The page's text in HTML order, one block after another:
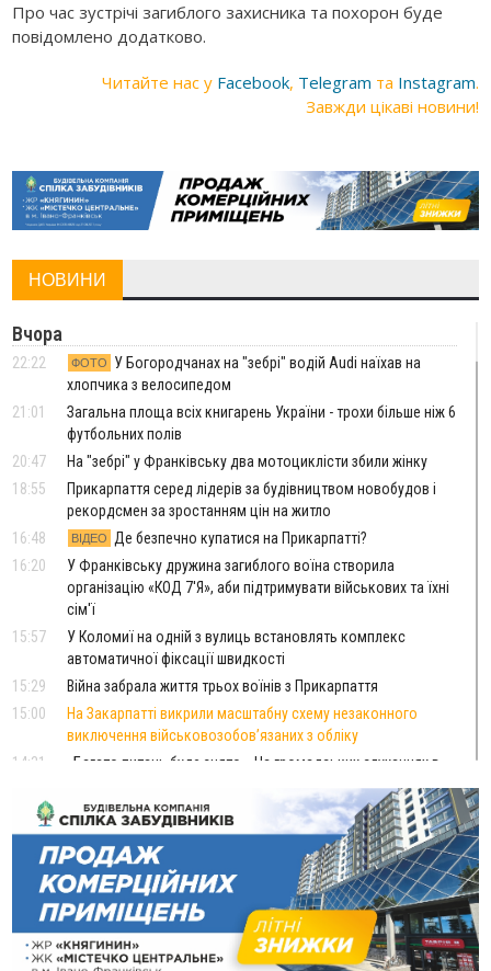
Про час зустрічі загиблого захисника та похорон буде
повідомлено додатково.
Читайте нас у Facebook, Telegram та Instagram.
Завжди цікаві новини!
НОВИНИ
Вчора
22:22 ФОТО
У Богородчанах на "зебрі" водій Audi наїхав на
хлопчика з велосипедом
21:01
Загальна площа всіх книгарень України - трохи більше ніж 6
футбольних полів
20:47
На "зебрі" у Франківську два мотоциклісти збили жінку
18:55
Прикарпаття серед лідерів за будівництвом новобудов і
рекордсмен за зростанням цін на житло
16:48
ВІДЕО
Де безпечно купатися на Прикарпатті?
16:20
У Франківську дружина загиблого воїна створила
організацію «КОД 7'Я», аби підтримувати військових та їхні
сім'ї
15:57
У Коломиї на одній з вулиць встановлять комплекс
автоматичної фіксації швидкості
15:29
Війна забрала життя трьох воїнів з Прикарпаття
15:00
На Закарпатті викрили масштабну схему незаконного
виключення військовозобов’язаних з обліку
14:31
«Багато питань буде знято». На громадських слуханнях в
Яремче обговорили, як вирішити питання джипінгу в
Карпатах
13:54
5 «тихих» хвороб, які виявляє профілактичне обстеження
13:30
ФОТО На Надрічній тривають останні приготування до
нового руху
12:57
У Франківську зафіксували найбільшу спеку за всю історію
спостережень
12:24
Лікування наркоманії Київ: чому важливо розпочати